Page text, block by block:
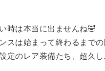
時は本当に出ませんね🤣
スは始まって終わるまで
定のレア装備たち、超久し